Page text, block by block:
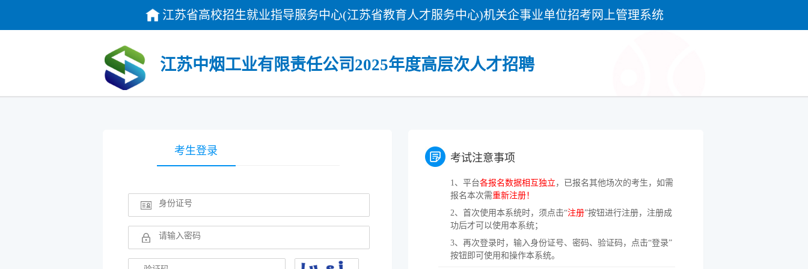
江苏省高校招生就业指导服务中心(江苏省教育人才服务中心)机关企事业单位招考网上管理系统
江苏中烟工业有限责任公司2025年度高层次人才招聘
考生登录
考试注意事项
1、 平台各报名数据相互独立 ，已报名其他场次的考生，如需
报名本次需重新注册！
2、 首次使用本系统时，须点击“注册”按钮进行注册，注册成
功后才可以使用本系统；
3、 再次登录时，输入身份证号、密码、验证码，点击“登录”
按钮即可使用和操作本系统。